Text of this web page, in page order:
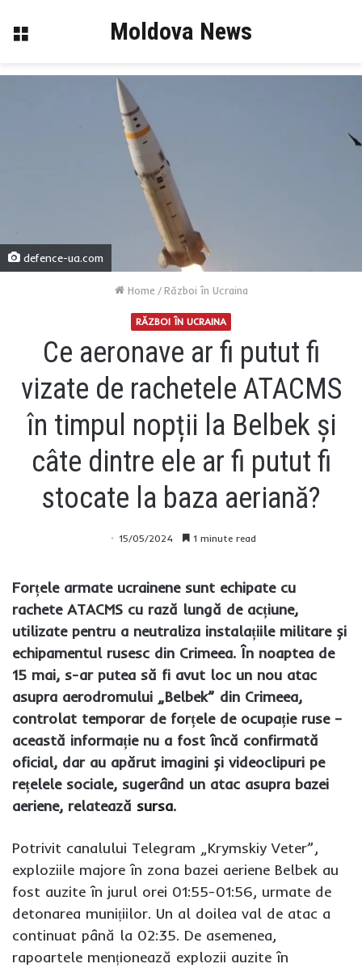
Menu Moldova News
defence-ua.com
Home / Război în Ucraina
RĂZBOI ÎN UCRAINA
Ce aeronave ar fi putut fi
vizate de rachetele ATACMS
în timpul nopții la Belbek și
câte dintre ele ar fi putut fi
stocate la baza aeriană?
15/05/2024 1 minute read
Forțele armate ucrainene sunt echipate cu
rachete ATACMS cu rază lungă de acțiune,
utilizate pentru a neutraliza instalațiile militare și
echipamentul rusesc din Crimeea. În noaptea de
15 mai, s-ar putea să fi avut loc un nou atac
asupra aerodromului „Belbek” din Crimeea,
controlat temporar de forțele de ocupație ruse –
această informație nu a fost încă confirmată
oficial, dar au apărut imagini și videoclipuri pe
rețelele sociale, sugerând un atac asupra bazei
aeriene, relatează sursa.
Potrivit canalului Telegram „Krymskiy Veter”,
exploziile majore în zona bazei aeriene Belbek au
fost auzite în jurul orei 01:55-01:56, urmate de
detonarea munițiilor. Un al doilea val de atac a
continuat până la 02:35. De asemenea,
rapoartele menționează explozii auzite în